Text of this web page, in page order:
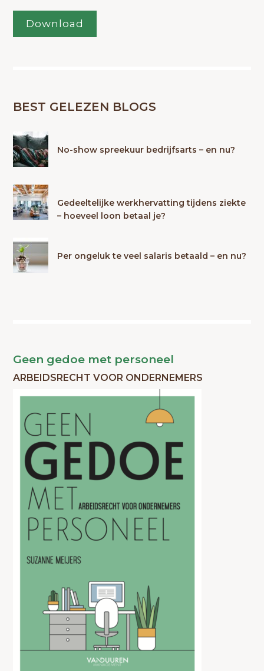
Download
BEST GELEZEN BLOGS
No-show spreekuur bedrijfsarts – en nu?
Gedeeltelijke werkhervatting tijdens ziekte
– hoeveel loon betaal je?
Per ongeluk te veel salaris betaald – en nu?
Geen gedoe met personeel
ARBEIDSRECHT VOOR ONDERNEMERS